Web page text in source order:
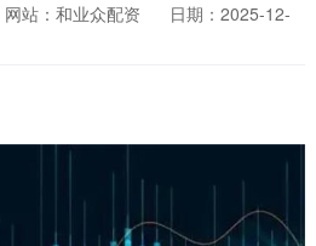
网站：和业众配资
日期：2025-12-